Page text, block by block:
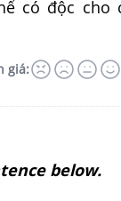
có độc cho
giá:
below.